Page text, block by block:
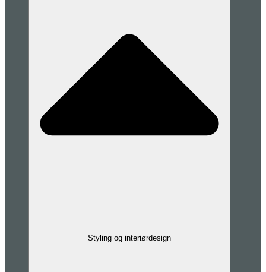
Styling og interiørdesign